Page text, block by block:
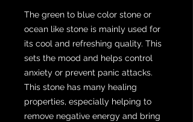
The green to blue color stone or
ocean like stone is mainly used for
its cool and refreshing quality. This
sets the mood and helps control
anxiety or prevent panic attacks.
This stone has many healing
properties, especially helping to
remove negative energy and bring